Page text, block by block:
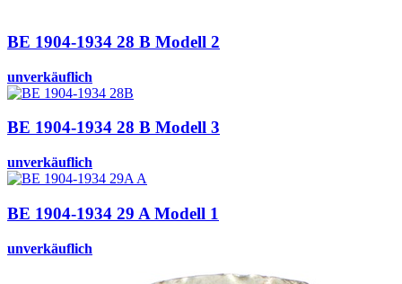
BE 1904-1934 28 B Modell 2
unverkäuflich
BE 1904-1934 28 B Modell 3
unverkäuflich
BE 1904-1934 29 A Modell 1
unverkäuflich